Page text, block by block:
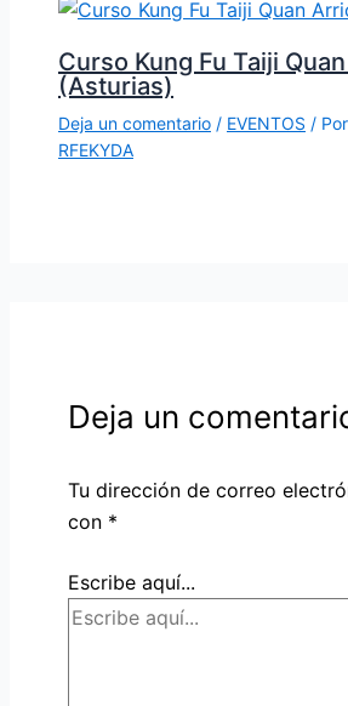
Curso Kung Fu Taiji
(Asturias)
Deja un comentario / EVENTOS / Por
RFEKYDA
Deja un
Tu dirección de correo
con *
Escribe aquí...